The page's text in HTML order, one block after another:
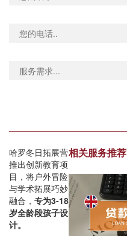
哈罗冬日拓展营
推出创新教育项
目，将户外冒险
与学术拓展巧妙
融合， 专为3-18
岁全龄段孩子设
计。
相关服务推荐